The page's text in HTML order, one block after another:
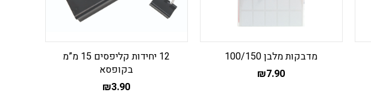
מדבקות מלבן 100/150
₪7.90
12 יחידות קליפסים 15 מ”מ
בקופסא
₪3.90